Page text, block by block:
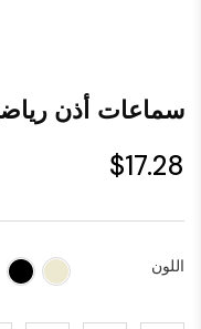
سماعات أذن
$17.28
اللون